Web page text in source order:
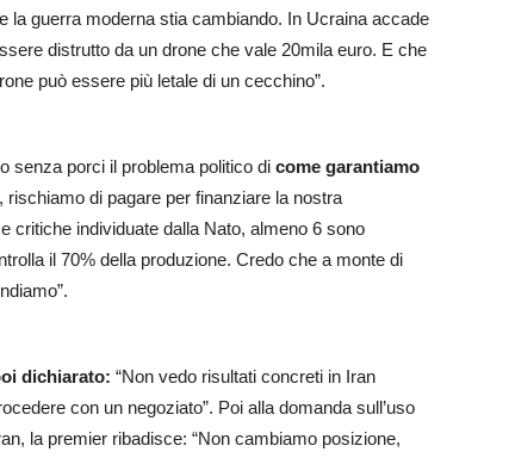
la guerra moderna stia cambiando. In Ucraina accade
distrutto da un drone che vale 20mila euro. E che
può essere più letale di un cecchino”.
senza porci il problema politico di come garantiamo
, rischiamo di pagare per finanziare la nostra
critiche individuate dalla Nato, almeno 6 sono
il 70% della produzione. Credo che a monte di
dichiarato: “Non vedo risultati concreti in Iran
con un negoziato”. Poi alla domanda sull’uso
la premier ribadisce: “Non cambiamo posizione,